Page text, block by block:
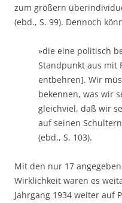
zum größern
(ebd., S. 99). Dennoch
»die eine politisch
Standpunkt aus mit
entbehren]. Wir
bekennen, was wir
gleichviel, daß wir
auf seinen
(ebd., S. 103).
Mit den nur 17
Wirklichkeit waren es
Jahrgang 1934 weiter auf